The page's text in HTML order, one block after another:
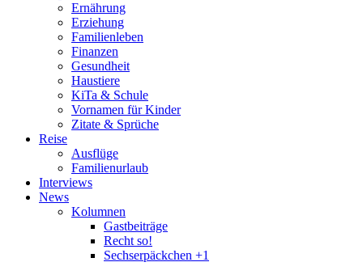
Ernährung
Erziehung
Familienleben
Finanzen
Gesundheit
Haustiere
KiTa & Schule
Vornamen für Kinder
Zitate & Sprüche
Reise
Ausflüge
Familienurlaub
Interviews
News
Kolumnen
Gastbeiträge
Recht so!
Sechserpäckchen +1